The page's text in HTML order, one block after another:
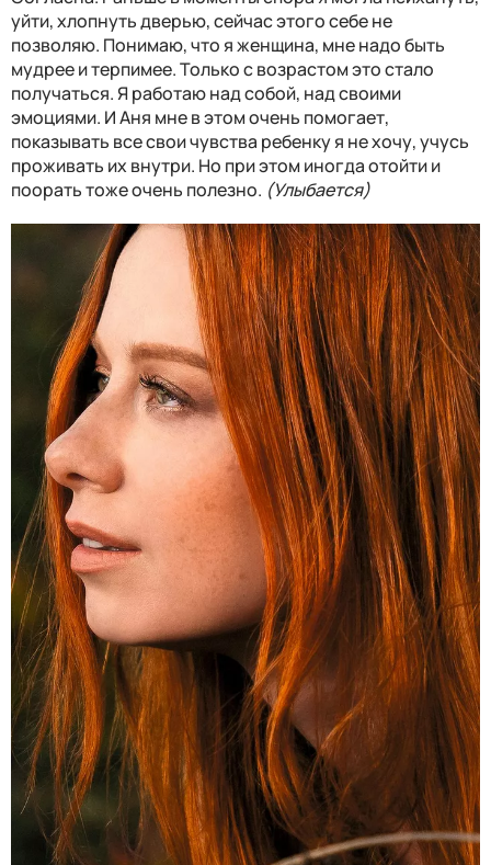
уйти, хлопнуть дверью, сейчас этого себе не
позволяю. Понимаю, что я женщина, мне надо быть
мудрее и терпимее. Только с возрастом это стало
получаться. Я работаю над собой, над своими
эмоциями. И Аня мне в этом очень помогает,
показывать все свои чувства ребенку я не хочу, учусь
проживать их внутри. Но при этом иногда отойти и
поорать тоже очень полезно. (Улыбается)